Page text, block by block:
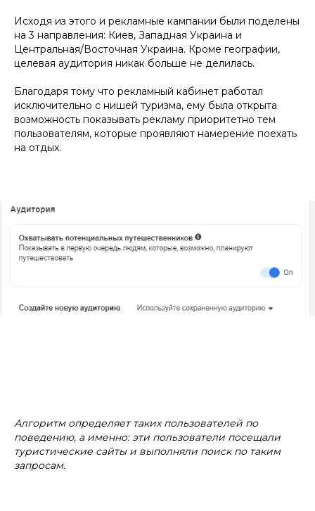
Исходя из этого и рекламные кампании были поделены
на 3 направления: Киев, Западная Украина и
Центральная/Восточная Украина. Кроме географии,
целевая аудитория никак больше не делилась.
Благодаря тому что рекламный кабинет работал
исключительно с нишей туризма, ему была открыта
возможность показывать рекламу приоритетно тем
пользователям, которые проявляют намерение поехать
на отдых.
Алгоритм определяет таких пользователей по
поведению, а именно: эти пользователи посещали
туристические сайты и выполняли поиск по таким
запросам.